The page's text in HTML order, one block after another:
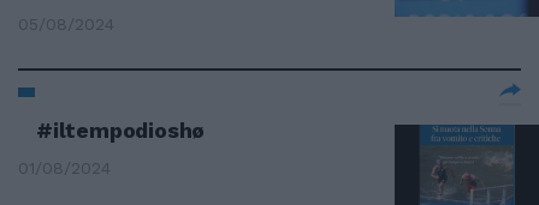
05/08/2024
#iltempodioshø
01/08/2024